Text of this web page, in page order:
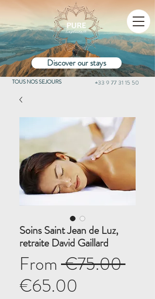
Discover our stays
+33 9 77 31 15 50
TOUS NOS SEJOURS
Soins Saint Jean de Luz,
retraite David Gaillard
From €75.00
€65.00